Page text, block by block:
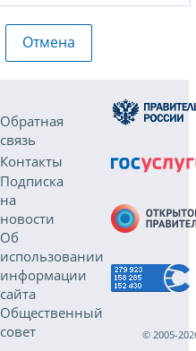
Отмена
Обратная
связь
Контакты
Подписка
на
новости
Об
использовании
информации
сайта
Общественный
совет
© 2005-